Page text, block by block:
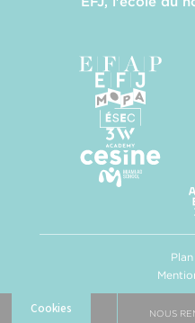
BROCHURE NOUS
Politique
Gestion